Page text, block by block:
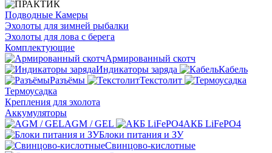
Подводные Камеры
Эхолоты для зимней рыбалки
Эхолоты для лова с берега
Комплектующие
Армированный скотч
Индикаторы заряда
Кабель
Разъёмы
Текстолит
Термоусадка
Крепления для эхолота
Аккумуляторы
AGM / GEL
АКБ LiFePO4
Блоки питания и ЗУ
Свинцово-кислотные